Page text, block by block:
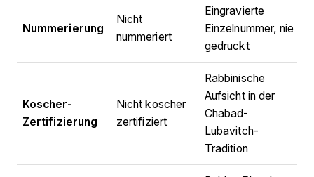
Nummerierung
Nicht
nummeriert
Eingravierte
Einzelnummer, nie
gedruckt
Koscher-
Zertifizierung
Nicht koscher
zertifiziert
Rabbinische
Aufsicht in der
Chabad-
Lubavitch-
Tradition